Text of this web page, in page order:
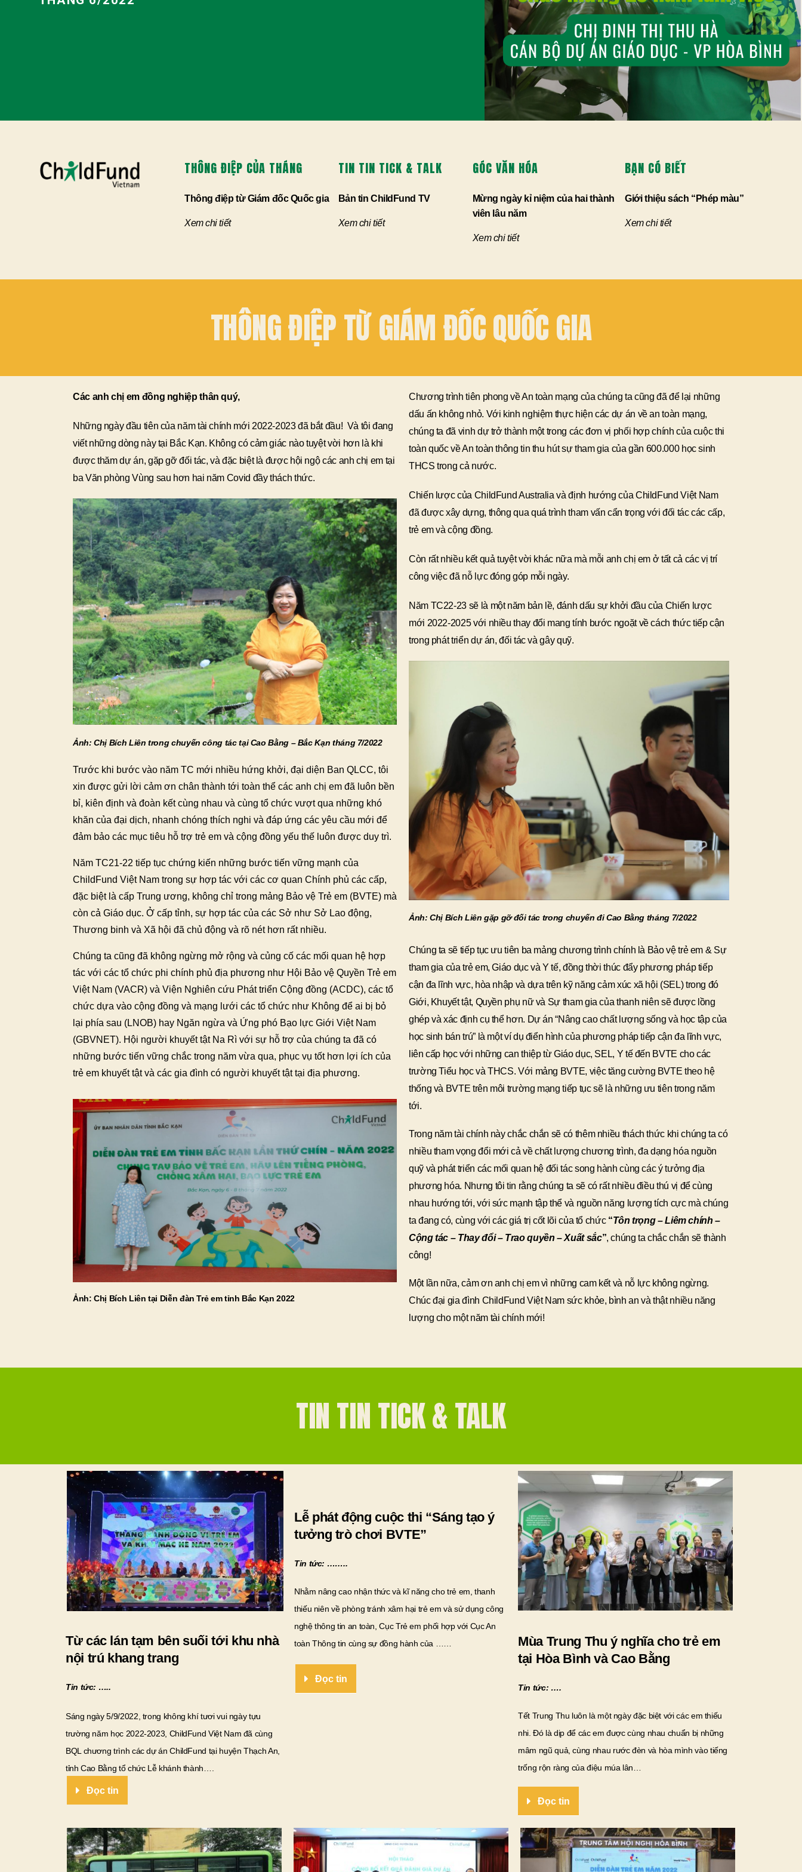
THÔNG ĐIỆP CỦA THÁNG
Thông điệp từ Giám đốc Quốc gia
Xem chi tiết
TIN TIN TICK & TALK
Bản tin ChildFund TV
Xem chi tiết
GÓC VĂN HÓA
Mừng ngày kỉ niệm của hai thành
viên lâu năm
Xem chi tiết
BẠN CÓ BIẾT
Giới thiệu sách “Phép màu”
Xem chi tiết
THÔNG ĐIỆP TỪ GIÁM ĐỐC QUỐC GIA
Các anh chị em đồng nghiệp thân quý,
Những ngày đầu tiên của năm tài chính mới 2022-2023 đã bắt đầu! Và tôi đang
viết những dòng này tại Bắc Kạn. Không có cảm giác nào tuyệt vời hơn là khi
được thăm dự án, gặp gỡ đối tác, và đặc biệt là được hội ngộ các anh chị em tại
ba Văn phòng Vùng sau hơn hai năm Covid đầy thách thức.
Ảnh: Chị Bích Liên trong chuyến công tác tại Cao Bằng – Bắc Kạn tháng 7/2022
Trước khi bước vào năm TC mới nhiều hứng khởi, đại diện Ban QLCC, tôi
xin được gửi lời cảm ơn chân thành tới toàn thể các anh chị em đã luôn bền
bỉ, kiên định và đoàn kết cùng nhau và cùng tổ chức vượt qua những khó
khăn của đại dịch, nhanh chóng thích nghi và đáp ứng các yêu cầu mới để
đảm bảo các mục tiêu hỗ trợ trẻ em và cộng đồng yếu thế luôn được duy trì.
Năm TC21-22 tiếp tục chứng kiến những bước tiến vững mạnh của
ChildFund Việt Nam trong sự hợp tác với các cơ quan Chính phủ các cấp,
đặc biệt là cấp Trung ương, không chỉ trong mảng Bảo vệ Trẻ em (BVTE) mà
còn cả Giáo dục. Ở cấp tỉnh, sự hợp tác của các Sở như Sở Lao động,
Thương binh và Xã hội đã chủ động và rõ nét hơn rất nhiều.
Chúng ta cũng đã không ngừng mở rộng và củng cố các mối quan hệ hợp
tác với các tổ chức phi chính phủ địa phương như Hội Bảo vệ Quyền Trẻ em
Việt Nam (VACR) và Viện Nghiên cứu Phát triển Cộng đồng (ACDC), các tổ
chức dựa vào cộng đồng và mạng lưới các tổ chức như Không để ai bị bỏ
lại phía sau (LNOB) hay Ngăn ngừa và Ứng phó Bạo lực Giới Việt Nam
(GBVNET). Hội người khuyết tật Na Rì với sự hỗ trợ của chúng ta đã có
những bước tiến vững chắc trong năm vừa qua, phục vụ tốt hơn lợi ích của
trẻ em khuyết tật và các gia đình có người khuyết tật tại địa phương.
Ảnh: Chị Bích Liên tại Diễn đàn Trẻ em tỉnh Bắc Kạn 2022
Chương trình tiên phong về An toàn mạng của chúng ta cũng đã để lại những
dấu ấn không nhỏ. Với kinh nghiệm thực hiện các dự án về an toàn mạng,
chúng ta đã vinh dự trở thành một trong các đơn vị phối hợp chính của cuộc thi
toàn quốc về An toàn thông tin thu hút sự tham gia của gần 600.000 học sinh
THCS trong cả nước.
Chiến lược của ChildFund Australia và định hướng của ChildFund Việt Nam
đã được xây dựng, thông qua quá trình tham vấn cẩn trọng với đối tác các cấp,
trẻ em và cộng đồng.
Còn rất nhiều kết quả tuyệt vời khác nữa mà mỗi anh chị em ở tất cả các vị trí
công việc đã nỗ lực đóng góp mỗi ngày.
Năm TC22-23 sẽ là một năm bản lề, đánh dấu sự khởi đầu của Chiến lược
mới 2022-2025 với nhiều thay đổi mang tính bước ngoặt về cách thức tiếp cận
trong phát triển dự án, đối tác và gây quỹ.
Ảnh: Chị Bích Liên gặp gỡ đối tác trong chuyến đi Cao Bằng tháng 7/2022
Chúng ta sẽ tiếp tục ưu tiên ba mảng chương trình chính là Bảo vệ trẻ em & Sự
tham gia của trẻ em, Giáo dục và Y tế, đồng thời thúc đẩy phương pháp tiếp
cận đa lĩnh vực, hòa nhập và dựa trên kỹ năng cảm xúc xã hội (SEL) trong đó
Giới, Khuyết tật, Quyền phụ nữ và Sự tham gia của thanh niên sẽ được lồng
ghép và xác định cụ thể hơn. Dự án “Nâng cao chất lượng sống và học tập của
học sinh bán trú” là một ví dụ điển hình của phương pháp tiếp cận đa lĩnh vực,
liên cấp học với những can thiệp từ Giáo dục, SEL, Y tế đến BVTE cho các
trường Tiểu học và THCS. Với mảng BVTE, việc tăng cường BVTE theo hệ
thống và BVTE trên môi trường mạng tiếp tục sẽ là những ưu tiên trong năm
tới.
Trong năm tài chính này chắc chắn sẽ có thêm nhiều thách thức khi chúng ta có
nhiều tham vọng đổi mới cả về chất lượng chương trình, đa dạng hóa nguồn
quỹ và phát triển các mối quan hệ đối tác song hành cùng các ý tưởng địa
phương hóa. Nhưng tôi tin rằng chúng ta sẽ có rất nhiều điều thú vị để cùng
nhau hướng tới, với sức mạnh tập thể và nguồn năng lượng tích cực mà chúng
ta đang có, cùng với các giá trị cốt lõi của tổ chức “Tôn trọng – Liêm chính –
Cộng tác – Thay đổi – Trao quyền – Xuất sắc”, chúng ta chắc chắn sẽ thành
công!
Một lần nữa, cảm ơn anh chị em vì những cam kết và nỗ lực không ngừng.
Chúc đại gia đình ChildFund Việt Nam sức khỏe, bình an và thật nhiều năng
lượng cho một năm tài chính mới!
TIN TIN TICK & TALK
Từ các lán tạm bên suối tới khu nhà
nội trú khang trang
Tin tức: …..
Sáng ngày 5/9/2022, trong không khí tươi vui ngày tựu
trường năm học 2022-2023, ChildFund Việt Nam đã cùng
BQL chương trình các dự án ChildFund tại huyện Thạch An,
tỉnh Cao Bằng tổ chức Lễ khánh thành….
Đọc tin
Lễ phát động cuộc thi “Sáng tạo ý
tưởng trò chơi BVTE”
Tin tức: ……..
Nhằm nâng cao nhận thức và kĩ năng cho trẻ em, thanh
thiếu niên về phòng tránh xâm hại trẻ em và sử dụng công
nghệ thông tin an toàn, Cục Trẻ em phối hợp với Cục An
toàn Thông tin cùng sự đồng hành của ……
Đọc tin
Mùa Trung Thu ý nghĩa cho trẻ em
tại Hòa Bình và Cao Bằng
Tin tức: ….
Tết Trung Thu luôn là một ngày đặc biệt với các em thiếu
nhi. Đó là dịp để các em được cùng nhau chuẩn bị những
mâm ngũ quả, cùng nhau rước đèn và hòa mình vào tiếng
trống rộn ràng của điệu múa lân…
Đọc tin